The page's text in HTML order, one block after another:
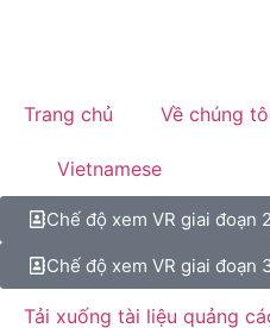
Trang chủ Về chúng
Vietnamese
Chế độ xem VR giai đoạn 2
Chế độ xem VR giai đoạn
Tải xuống tài liệu quảng